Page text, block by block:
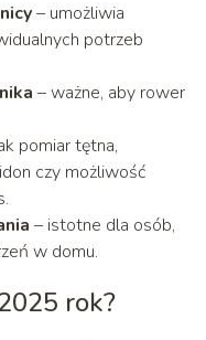
– umożliwia
potrzeb
– ważne, aby rower
pomiar tętna,
czy możliwość
– istotne dla osób,
w domu.
rok?